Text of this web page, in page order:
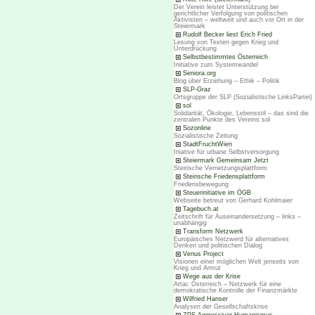
Der Verein leistet Unterstützung bei
gerichtlicher Verfolgung von politischen
Aktivisten – weltweit und auch vor Ort in der
Steiermark
Rudolf Becker liest Erich Fried
Lesung von Texten gegen Krieg und
Unterdrückung
Selbstbestimmtes Österreich
Initiative zum Systemwandel
Seniora.org
Blog über Erziehung – Ethik – Politik
SLP-Graz
Ortsgruppe der SLP (Sozialistische LinksPartei)
sol
Solidarität, Ökologie, Lebensstil – das sind die
zentralen Punkte des Vereins sol
Sozonline
Sozialistische Zeitung
StadtFruchtWien
Iniative für urbane Selbstversorgung
Steiermark Gemeinsam Jetzt
Steirische Vernetzungsplattform
Steirische Friedensplattform
Friedensbewegung
Steuerinitiative im ÖGB
Webseite betreut von Gerhard Kohlmaier
Tagebuch.at
Zeitschrift für Auseinandersetzung – links –
unabhängig
Transform Netzwerk
Europäisches Netzwerd für alternatives
Denken und politischen Dialog
Venus Project
Visionen einer möglichen Welt jenseits von
Krieg und Armut
Wege aus der Krise
Attac Österreich – Netzwerk für eine
demokratische Kontrolle der Finanzmärkte
Wilfried Hanser
Analysen der Gesellschaftskrise